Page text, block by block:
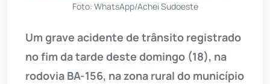
Foto: WhatsApp/Achei Sudoeste
Um grave acidente de trânsito registrado
no fim da tarde deste domingo (18), na
rodovia BA-156, na zona rural do município